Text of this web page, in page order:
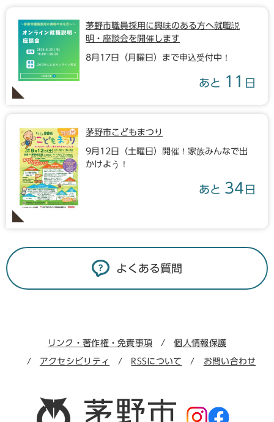
茅野市職員採用に興味のある方へ就職説
明・座談会を開催します
8月17日（月曜日）まで申込受付中！
あと 11 日
茅野市こどもまつり
9月12日（土曜日）開催！家族みんなで出
かけよう！
あと 34 日
よくある質問
リンク・著作権・免責事項 個人情報保護
アクセシビリティ RSSについて お問い合わせ